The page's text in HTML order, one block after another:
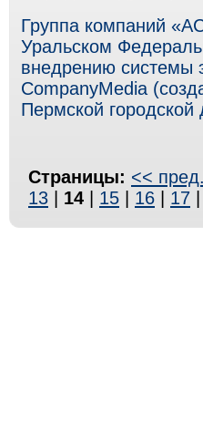
Группа компаний
Уральском
внедрению системы
CompanyMedia
Пермской городской
Страницы: <<
13
14 15 16 17